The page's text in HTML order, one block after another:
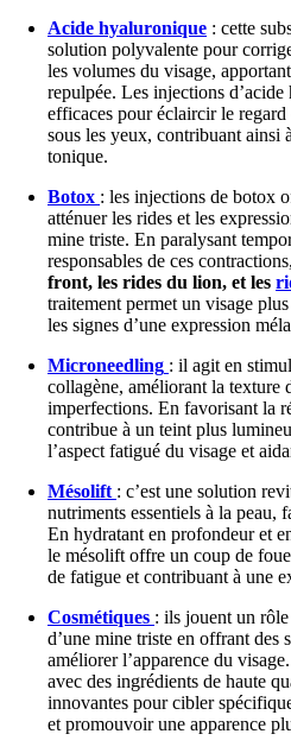
Acide hyaluronique : cette
solution polyvalente pour
les volumes du visage,
repulpée. Les injections
efficaces pour éclaircir le
sous les yeux, contribuant ainsi
tonique.
Botox : les injections de botox
atténuer les rides et les
mine triste. En paralysant
responsables de ces
front, les rides du lion, et les
traitement permet un visage
les signes d’une expression
Microneedling : il agit en
collagène, améliorant la texture
imperfections. En favorisant la
contribue à un teint plus
l’aspect fatigué du visage et
Mésolift : c’est une solution
nutriments essentiels à la peau,
En hydratant en profondeur et
le mésolift offre un coup de
de fatigue et contribuant à une
Cosmétiques : ils jouent un
d’une mine triste en offrant des
améliorer l’apparence du
avec des ingrédients de haute
innovantes pour cibler
et promouvoir une apparence